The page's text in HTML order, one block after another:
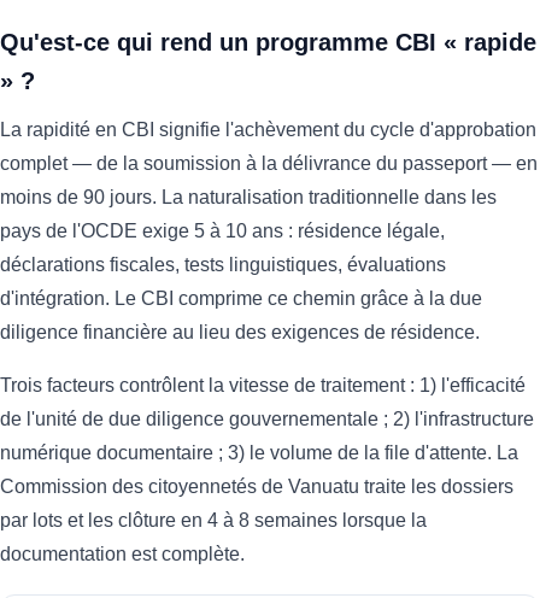
Qu'est-ce qui rend un programme CBI « rapide
» ?
La rapidité en CBI signifie l'achèvement du cycle d'approbation
complet — de la soumission à la délivrance du passeport — en
moins de 90 jours. La naturalisation traditionnelle dans les
pays de l'OCDE exige 5 à 10 ans : résidence légale,
déclarations fiscales, tests linguistiques, évaluations
d'intégration. Le CBI comprime ce chemin grâce à la due
diligence financière au lieu des exigences de résidence.
Trois facteurs contrôlent la vitesse de traitement : 1) l'efficacité
de l'unité de due diligence gouvernementale ; 2) l'infrastructure
numérique documentaire ; 3) le volume de la file d'attente. La
Commission des citoyennetés de Vanuatu traite les dossiers
par lots et les clôture en 4 à 8 semaines lorsque la
documentation est complète.